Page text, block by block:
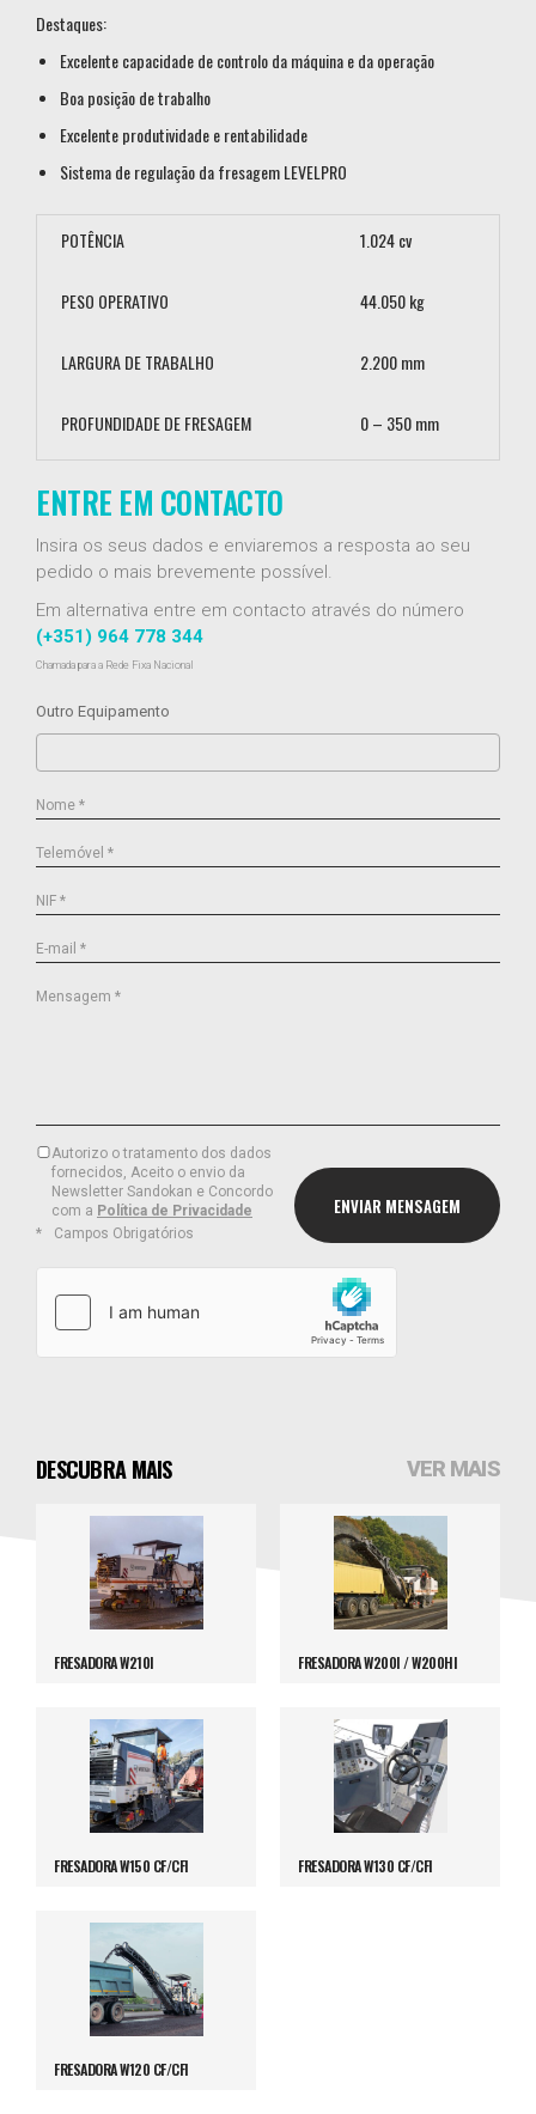
Destaques:
Excelente capacidade de controlo da máquina e da operação
Boa posição de trabalho
Excelente produtividade e rentabilidade
Sistema de regulação da fresagem LEVELPRO
POTÊNCIA 1.024 cv
PESO OPERATIVO 44.050 kg
LARGURA DE TRABALHO 2.200 mm
PROFUNDIDADE DE FRESAGEM 0 – 350 mm
ENTRE EM CONTACTO
Insira os seus dados e enviaremos a resposta ao seu
pedido o mais brevemente possível.
Em alternativa entre em contacto através do número
(+351) 964 778 344
Chamada para a Rede Fixa Nacional
Outro Equipamento
Nome *
Telemóvel *
NIF *
E-mail *
Mensagem *
Autorizo o tratamento dos dados
fornecidos, Aceito o envio da
Newsletter Sandokan e Concordo
com a Política de Privacidade
Campos Obrigatórios
DESCUBRA MAIS VER MAIS
FRESADORA W210I FRESADORA W200I / W200HI
FRESADORA W150 CF/CFI FRESADORA W130 CF/CFI
FRESADORA W120 CF/CFI